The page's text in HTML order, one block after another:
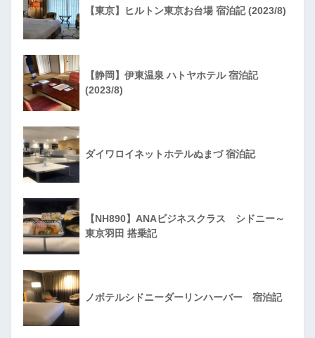
【東京】ヒルトン東京お台場 宿泊記 (2023/8)
【静岡】伊東温泉 ハトヤホテル 宿泊記
(2023/8)
ダイワロイネットホテルぬまづ 宿泊記
【NH890】ANAビジネスクラス シドニー～
東京羽田 搭乗記
ノボテルシドニーダーリンハーバー 宿泊記